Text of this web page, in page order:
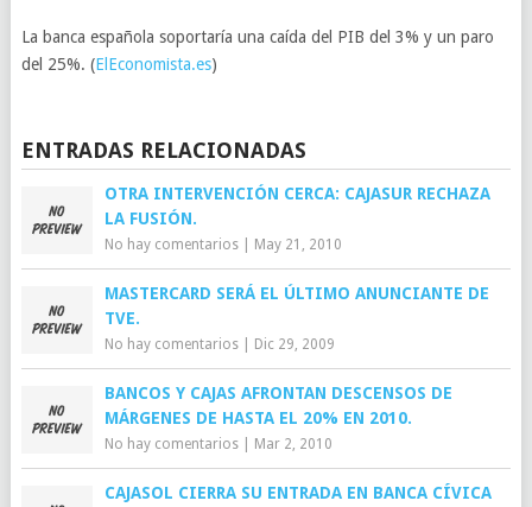
La banca española soportaría una caída del PIB del 3% y un paro
del 25%. (ElEconomista.es)
ENTRADAS RELACIONADAS
OTRA INTERVENCIÓN CERCA: CAJASUR RECHAZA
LA FUSIÓN.
No hay comentarios| May 21, 2010
MASTERCARD SERÁ EL ÚLTIMO ANUNCIANTE DE
TVE.
No hay comentarios| Dic 29, 2009
BANCOS Y CAJAS AFRONTAN DESCENSOS DE
MÁRGENES DE HASTA EL 20% EN 2010.
No hay comentarios| Mar 2, 2010
CAJASOL CIERRA SU ENTRADA EN BANCA CÍVICA